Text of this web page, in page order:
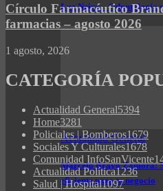
Luz Neira – Odontología
Actualidad General
Marcelo Bravo Zamora:
eficiente para tu negocio
Círculo Farmacéutico
farmacias – agosto 2026
1 agosto, 2026
CATEGORÍA
Actualidad General5394
Home3281
Policiales | Bomberos1679
Sociales Y Culturales1678
Comunidad InfoSanVicente
Actualidad Política1236
Salud | Hospital1097